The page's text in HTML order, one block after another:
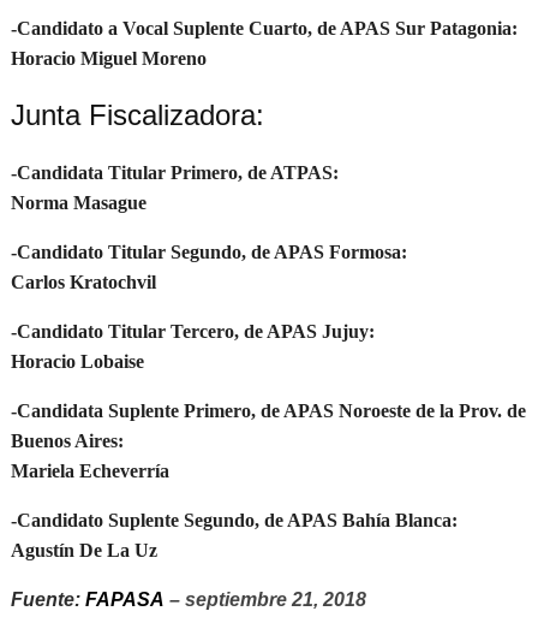
-Candidato a Vocal Suplente Cuarto, de APAS Sur Patagonia:
Horacio Miguel Moreno
Junta Fiscalizadora:
-Candidata Titular Primero, de ATPAS:
Norma Masague
-Candidato Titular Segundo, de APAS Formosa:
Carlos Kratochvil
-Candidato Titular Tercero, de APAS Jujuy:
Horacio Lobaise
-Candidata Suplente Primero, de APAS Noroeste de la Prov. de
Buenos Aires:
Mariela Echeverría
-Candidato Suplente Segundo, de APAS Bahía Blanca:
Agustín De La Uz
Fuente:FAPASA – septiembre 21, 2018